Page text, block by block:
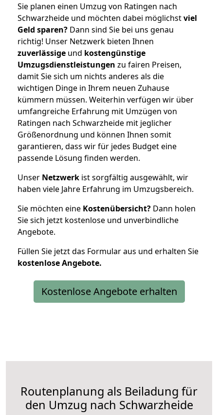
Sie planen einen Umzug von Ratingen nach
Schwarzheide und möchten dabei möglichstviel
Geld sparen? Dann sind Sie bei uns genau
richtig! Unser Netzwerk bieten Ihnen
zuverlässige und kostengünstige
Umzugsdienstleistungen zu fairen Preisen,
damit Sie sich um nichts anderes als die
wichtigen Dinge in Ihrem neuen Zuhause
kümmern müssen. Weiterhin verfügen wir über
umfangreiche Erfahrung mit Umzügen von
Ratingen nach Schwarzheide mit jeglicher
Größenordnung und können Ihnen somit
garantieren, dass wir für jedes Budget eine
passende Lösung finden werden.
Unser Netzwerk ist sorgfältig ausgewählt, wir
haben viele Jahre Erfahrung im Umzugsbereich.
Sie möchten eine Kostenübersicht? Dann holen
Sie sich jetzt kostenlose und unverbindliche
Angebote.
Füllen Sie jetzt das Formular aus und erhalten Sie
kostenloseAngebote.
Kostenlose Angebote erhalten
Routenplanung als Beiladung für
den Umzug nach Schwarzheide